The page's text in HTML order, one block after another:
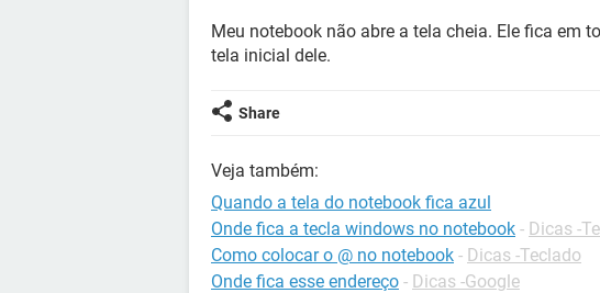
Meu notebook não abre a tela cheia. Ele fica em
tela inicial dele.
Share
Veja também:
Quando a tela do notebook fica azul
Onde fica a tecla windows no notebook - Dicas -
Como colocar o @ no notebook - Dicas -Teclado
Onde fica esse endereço - Dicas -Google